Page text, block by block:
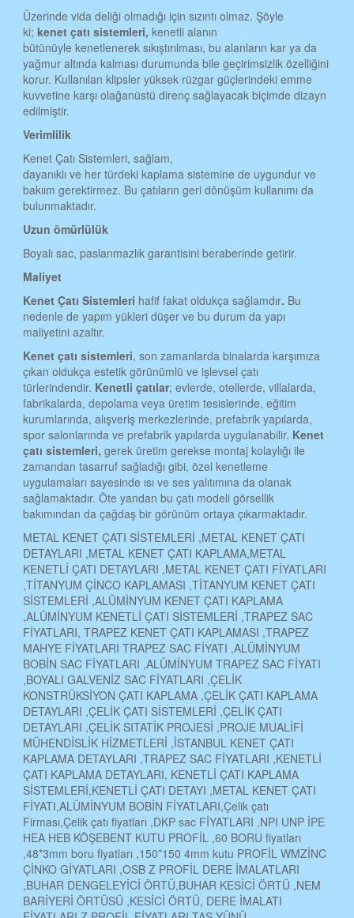
Üzerinde vida deliği olmadığı için sızıntı olmaz. Şöyle
ki;kenet çatı sistemleri,kenetli alanın
bütünüyle kenetlenerek sıkıştırılması, bu alanların kar ya da
yağmur altında kalması durumunda bile geçirimsizlik özelliğini
korur. Kullanılan klipsler yüksek rüzgar güçlerindeki emme
kuvvetine karşı olağanüstü direnç sağlayacak biçimde dizayn
edilmiştir.
Verimlilik
Kenet Çatı Sistemleri, sağlam,
dayanıklı ve her türdeki kaplama sistemine de uygundur ve
bakıım gerektirmez. Bu çatıların geri dönüşüm kullanımı da
bulunmaktadır.
Uzun ömürlülük
Boyalı sac, paslanmazlık garantisini beraberinde getirir.
Maliyet
Kenet Çatı Sistemleri hafif fakat oldukça sağlamdır. Bu
nedenle de yapım yükleri düşer ve bu durum da yapı
maliyetini azaltır.
Kenet çatı sistemleri, son zamanlarda binalarda karşımıza
çıkan oldukça estetik görünümlü ve işlevsel çatı
türlerindendir. Kenetli çatılar; evlerde, otellerde, villalarda,
fabrikalarda, depolama veya üretim tesislerinde, eğitim
kurumlarında, alışveriş merkezlerinde, prefabrik yapılarda,
spor salonlarında ve prefabrik yapılarda uygulanabilir. Kenet
çatı sistemleri,gerek üretim gerekse montaj kolaylığı ile
zamandan tasarruf sağladığı gibi, özel kenetleme
uygulamaları sayesinde ısı ve ses yalıtımına da olanak
sağlamaktadır. Öte yandan bu çatı modeli görsellik
bakımından da çağdaş bir görünüm ortaya çıkarmaktadır.
METAL KENET ÇATI SİSTEMLERİ ,METAL KENET ÇATI
DETAYLARI ,METAL KENET ÇATI KAPLAMA,METAL
KENETLİ ÇATI DETAYLARI ,METAL KENET ÇATI FİYATLARI
,TİTANYUM ÇİNCO KAPLAMASI ,TİTANYUM KENET ÇATI
SİSTEMLERİ ,ALÜMİNYUM KENET ÇATI KAPLAMA
,ALÜMİNYUM KENETLİ ÇATI SİSTEMLERİ ,TRAPEZ SAC
FİYATLARI, TRAPEZ KENET ÇATI KAPLAMASI ,TRAPEZ
MAHYE FİYATLARI TRAPEZ SAC FİYATI ,ALÜMİNYUM
BOBİN SAC FİYATLARI ,ALÜMİNYUM TRAPEZ SAC FİYATI
,BOYALI GALVENİZ SAC FİYATLARI ,ÇELİK
KONSTRÜKSİYON ÇATI KAPLAMA ,ÇELİK ÇATI KAPLAMA
DETAYLARI ,ÇELİK ÇATI SİSTEMLERİ ,ÇELİK ÇATI
DETAYLARI ,ÇELİK SITATİK PROJESİ ,PROJE MUALİFİ
MÜHENDİSLİK HİZMETLERİ ,İSTANBUL KENET ÇATI
KAPLAMA DETAYLARI ,TRAPEZ SAC FİYATLARI ,KENETLİ
ÇATI KAPLAMA DETAYLARI, KENETLİ ÇATI KAPLAMA
SİSTEMLERİ,KENETLİ ÇATI DETAYI ,METAL KENET ÇATI
FİYATI,ALÜMİNYUM BOBİN FİYATLARI,Çelik çatı
Firması,Çelik çatı fiyatları ,DKP sac FİYATLARI ,NPI UNP İPE
HEA HEB KÖŞEBENT KUTU PROFİL ,60 BORU fiyatları
,48*3mm boru fiyatları ,150*150 4mm kutu PROFİL WMZİNC
ÇİNKO GİYATLARI ,OSB Z PROFİL DERE İMALATLARI
,BUHAR DENGELEYİCİ ÖRTÜ,BUHAR KESİCİ ÖRTÜ ,NEM
BARİYERİ ÖRTÜSÜ ,KESİCİ ÖRTÜ, DERE İMALATI